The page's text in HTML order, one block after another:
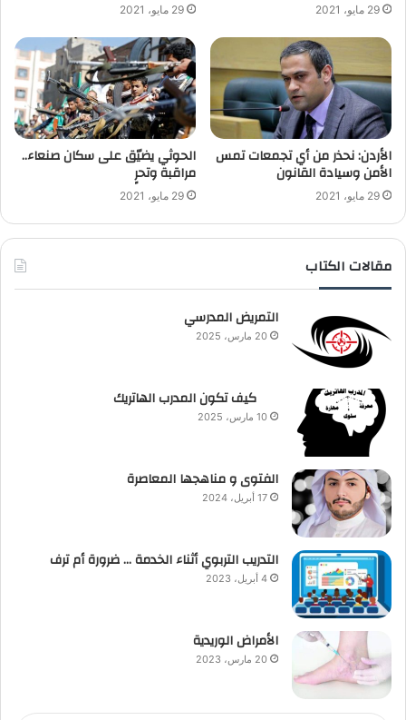
29 مايو، 2021 29 مايو، 2021
الأردن: نحذر من أي تجمعات تمس
الأمن وسيادة القانون
29 مايو، 2021
الحوثي يضيّق على سكان صنعاء..
مراقبة وتحرٍ
29 مايو، 2021
مقالات الكتاب
التمريض المدرسي
20 مارس، 2025
كيف تكون المدرب الهاتريك
10 مارس، 2025
الفتوى و مناهجها المعاصرة
17 أبريل، 2024
التدريب التربوي أثناء الخدمة … ضرورة أم ترف
4 أبريل، 2023
الأمراض الوريدية
20 مارس، 2023